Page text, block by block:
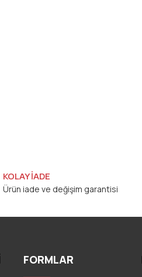
KOLAY İADE
Ürün iade ve değişim garantisi
FORMLAR